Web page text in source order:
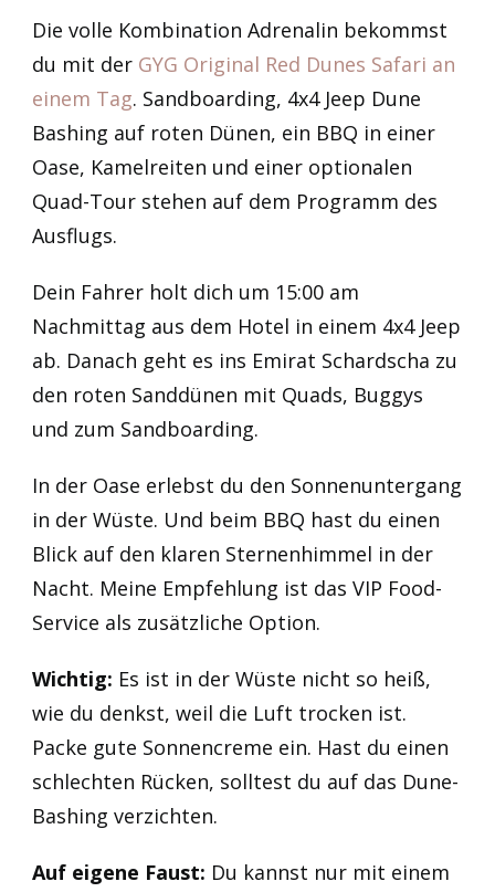
Die volle Kombination Adrenalin bekommst
du mit der GYG Original Red Dunes Safari an
einem Tag. Sandboarding, 4x4 Jeep Dune
Bashing auf roten Dünen, ein BBQ in einer
Oase, Kamelreiten und einer optionalen
Quad-Tour stehen auf dem Programm des
Ausflugs.
Dein Fahrer holt dich um 15:00 am
Nachmittag aus dem Hotel in einem 4x4 Jeep
ab. Danach geht es ins Emirat Schardscha zu
den roten Sanddünen mit Quads, Buggys
und zum Sandboarding.
In der Oase erlebst du den Sonnenuntergang
in der Wüste. Und beim BBQ hast du einen
Blick auf den klaren Sternenhimmel in der
Nacht. Meine Empfehlung ist das VIP Food-
Service als zusätzliche Option.
Wichtig: Es ist in der Wüste nicht so heiß,
wie du denkst, weil die Luft trocken ist.
Packe gute Sonnencreme ein. Hast du einen
schlechten Rücken, solltest du auf das Dune-
Bashing verzichten.
Auf eigene Faust: Du kannst nur mit einem